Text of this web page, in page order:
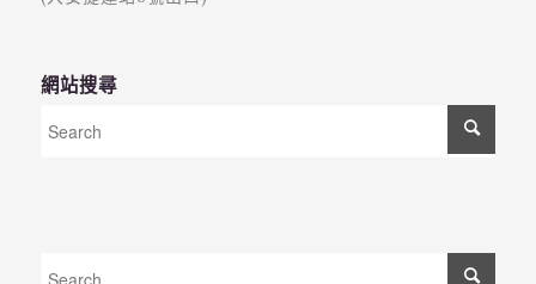
網站搜尋